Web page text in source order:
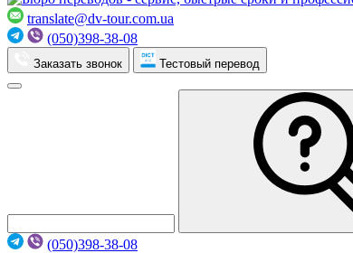
translate@dv-tour.com.ua
(050)398-38-08
Заказать звонок Тестовый перевод
(050)398-38-08